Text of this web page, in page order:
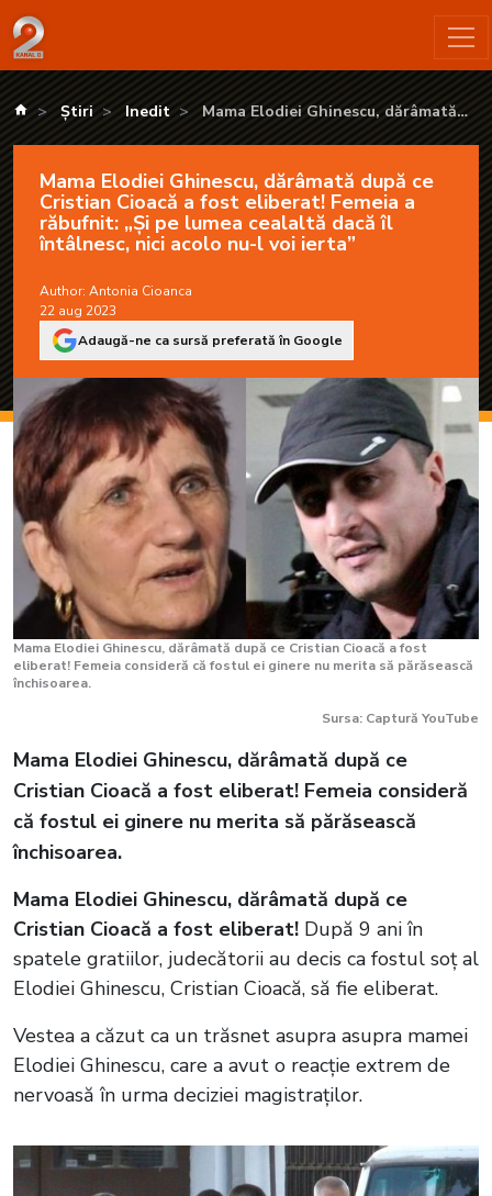
Mama Elodiei Ghinescu, dărâmată după ce Cristian Cioacă a
kanald.ro
Știri Inedit
Mama Elodiei Ghinescu, dărâmată
cealaltă dacă îl întâlnesc, nici acolo
nu-l voi ierta”
Mama Elodiei Ghinescu, dărâmată după ce
Cristian Cioacă a fost eliberat! Femeia a
răbufnit: „Și pe lumea cealaltă dacă îl
întâlnesc, nici acolo nu-l voi ierta”
Author: Antonia Cioanca
22 aug 2023
Adaugă-ne ca sursă preferată în Google
Mama Elodiei Ghinescu, dărâmată după ce Cristian Cioacă a fost
eliberat! Femeia consideră că fostul ei ginere nu merita să părăsească
închisoarea.
Sursa: Captură YouTube
Mama Elodiei Ghinescu, dărâmată după ce
Cristian Cioacă a fost eliberat! Femeia consideră
că fostul ei ginere nu merita să părăsească
închisoarea.
Mama Elodiei Ghinescu, dărâmată după ce
Cristian Cioacă a fost eliberat! După 9 ani în
spatele gratiilor, judecătorii au decis ca fostul soț al
Elodiei Ghinescu, Cristian Cioacă, să fie eliberat.
Vestea a căzut ca un trăsnet asupra asupra mamei
Elodiei Ghinescu, care a avut o reacție extrem de
nervoasă în urma deciziei magistraților.